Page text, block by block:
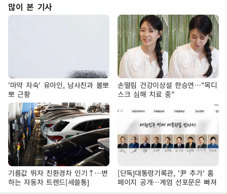
많이 본 기사
'마약 자숙' 유아인, 남사친과 볼뽀
뽀 근황
손떨림 건강이상설 한승연…"목디
스크 심해 치료 중"
기름값 뛰자 친환경차 인기↑…변
하는 자동차 트렌드[세쓸통]
[단독]대통령기록관, '尹 추가' 홈
페이지 공개…계엄 선포문은 빠져